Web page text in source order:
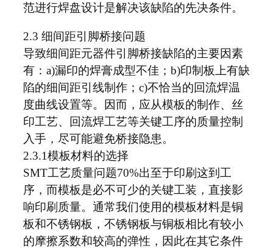
范进行焊盘设计是解决该缺陷的先决条件。
2.3 细间距引脚桥接问题
导致细间距元器件引脚桥接缺陷的主要因素
有：a)漏印的焊膏成型不佳；b)印制板上有缺
陷的细间距引线制作；c)不恰当的回流焊温
度曲线设置等。因而，应从模板的制作、丝
印工艺、回流焊工艺等关键工序的质量控制
入手，尽可能避免桥接隐患。
2.3.1模板材料的选择
SMT工艺质量问题70%出至于印刷这到工
序，而模板是必不可少的关键工装，直接影
响印刷质量。通常我们使用的模板材料是铜
板和不锈钢板，不锈钢板与铜板相比有较小
的摩擦系数和较高的弹性，因此在其它条件